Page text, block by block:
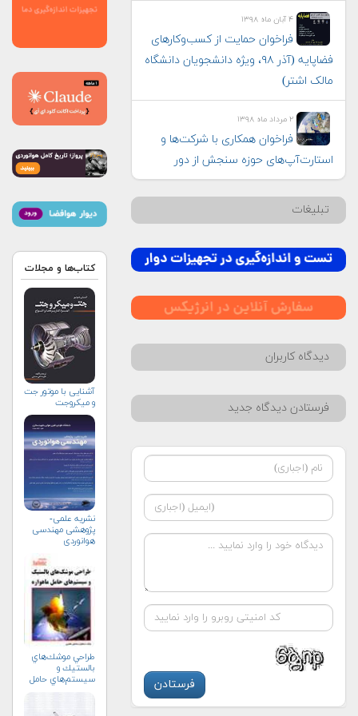
۴ آبان ماه ۱۳۹۸
فراخوان حمایت از کسب‌وکارهای
فضاپایه (آذر ۹۸، ویژه دانشجویان دانشگاه
اشتر)
۲ مرداد ماه ۱۳۹۸
فراخوان همکاری با شرکت‌ها و
حوزه سنجش از دور
کاربران
دیدگاه جدید
کتاب‌ها و مجلات
آشنایی با موتور جت
و میکروجت
نشریه علمی-
پژوهشی مهندسی
طراحي موشك‌هاي
بالستيك و
سيستم‌هاي حامل